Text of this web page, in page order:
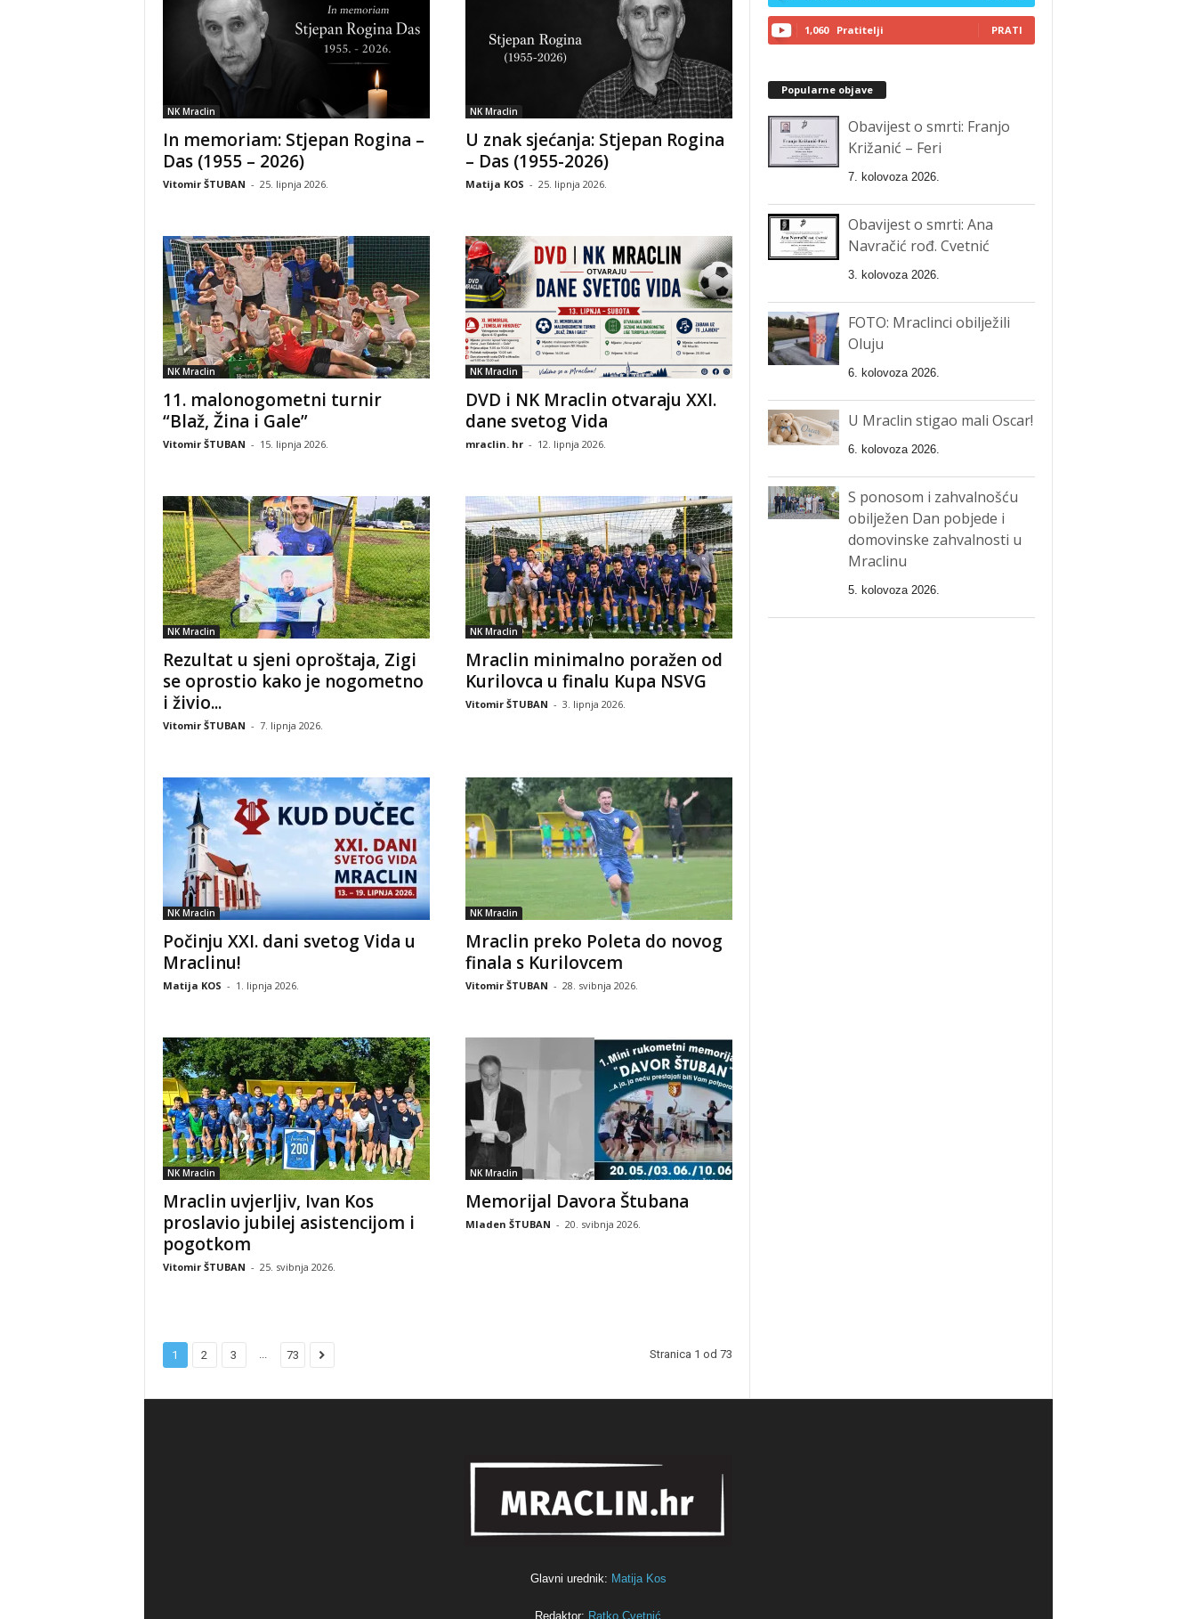
NK Mraclin
In memoriam: Stjepan Rogina –
Das (1955 – 2026)
Vitomir ŠTUBAN - 25. lipnja 2026.
NK Mraclin
U znak sjećanja: Stjepan Rogina
– Das (1955-2026)
Matija KOS - 25. lipnja 2026.
NK Mraclin
11. malonogometni turnir
“Blaž, Žina i Gale”
Vitomir ŠTUBAN - 15. lipnja 2026.
NK Mraclin
DVD i NK Mraclin otvaraju XXI.
dane svetog Vida
mraclin. hr - 12. lipnja 2026.
NK Mraclin
Rezultat u sjeni oproštaja, Zigi
se oprostio kako je nogometno
i živio...
Vitomir ŠTUBAN - 7. lipnja 2026.
NK Mraclin
Mraclin minimalno poražen od
Kurilovca u finalu Kupa NSVG
Vitomir ŠTUBAN - 3. lipnja 2026.
NK Mraclin
Počinju XXI. dani svetog Vida u
Mraclinu!
Matija KOS - 1. lipnja 2026.
NK Mraclin
Mraclin preko Poleta do novog
finala s Kurilovcem
Vitomir ŠTUBAN - 28. svibnja 2026.
NK Mraclin
Mraclin uvjerljiv, Ivan Kos
proslavio jubilej asistencijom i
pogotkom
Vitomir ŠTUBAN - 25. svibnja 2026.
NK Mraclin
Memorijal Davora Štubana
Mladen ŠTUBAN - 20. svibnja 2026.
1 2 3 73 Stranica 1 od 73
1,060 Pratitelji PRATI
Popularne objave
Obavijest o smrti: Franjo
Križanić – Feri
7. kolovoza 2026.
Obavijest o smrti: Ana
Navračić rođ. Cvetnić
3. kolovoza 2026.
FOTO: Mraclinci obilježili
Oluju
6. kolovoza 2026.
U Mraclin stigao mali Oscar!
6. kolovoza 2026.
S ponosom i zahvalnošću
obilježen Dan pobjede i
domovinske zahvalnosti u
Mraclinu
5. kolovoza 2026.
Glavni urednik: Matija Kos
Redaktor: Ratko Cvetnić